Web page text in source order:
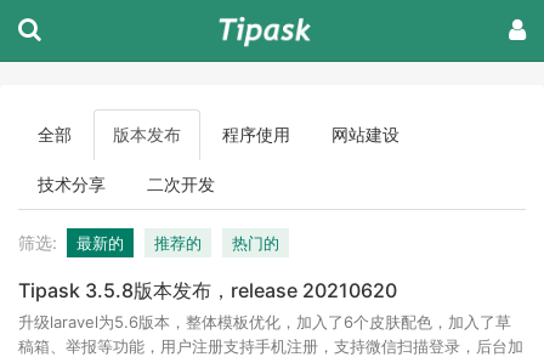
全部 版本发布 程序使用 网站建设
技术分享 二次开发
筛选: 最新的 推荐的 热门的
Tipask 3.5.8版本发布，release 20210620
升级laravel为5.6版本，整体模板优化，加入了6个皮肤配色，加入了草
稿箱、举报等功能，用户注册支持手机注册，支持微信扫描登录，后台加